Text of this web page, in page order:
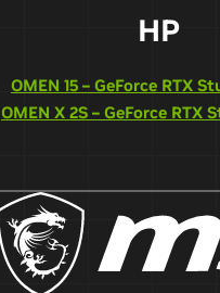
HP
OMEN 15 – GeForce RTX
OMEN X 2S – GeForce RTX